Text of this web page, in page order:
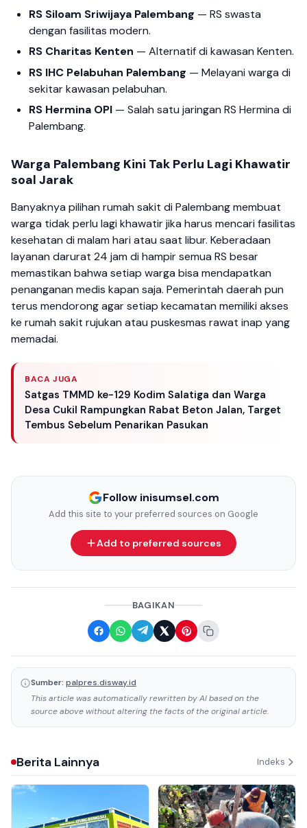
RS Siloam Sriwijaya Palembang — RS swasta
dengan fasilitas modern.
RS Charitas Kenten — Alternatif di kawasan Kenten.
RS IHC Pelabuhan Palembang — Melayani warga di
sekitar kawasan pelabuhan.
RS Hermina OPI— Salah satu jaringan RS Hermina di
Palembang.
Warga Palembang Kini Tak Perlu Lagi Khawatir
soal Jarak
Banyaknya pilihan rumah sakit di Palembang membuat
warga tidak perlu lagi khawatir jika harus mencari fasilitas
kesehatan di malam hari atau saat libur. Keberadaan
layanan darurat 24 jam di hampir semua RS besar
memastikan bahwa setiap warga bisa mendapatkan
penanganan medis kapan saja. Pemerintah daerah pun
terus mendorong agar setiap kecamatan memiliki akses
ke rumah sakit rujukan atau puskesmas rawat inap yang
memadai.
BACA JUGA
Satgas TMMD ke-129 Kodim Salatiga dan Warga
Desa Cukil Rampungkan Rabat Beton Jalan, Target
Tembus Sebelum Penarikan Pasukan
Follow inisumsel.com
Add this site to your preferred sources on Google
Add to preferred sources
BAGIKAN
Sumber: palpres.disway.id
This article was automatically rewritten by AI based on the
source above without altering the facts of the original article.
Berita Lainnya Indeks